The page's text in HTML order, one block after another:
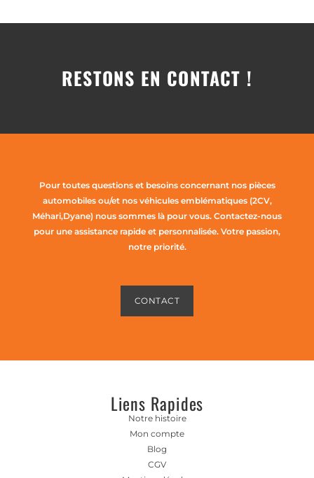
RESTONS EN CONTACT !
Pour toutes questions et besoins concernant nos pièces
automobiles ou/et nos véhicules emblématiques (2CV,
Méhari,Dyane) nous sommes là pour vous. Contactez-nous
pour une assistance rapide et personnalisée. Votre passion,
notre priorité.
CONTACT
Liens Rapides
Notre histoire
Mon compte
Blog
CGV